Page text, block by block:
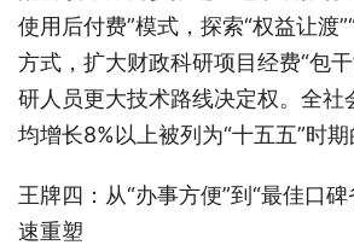
使用后付费”模式，探索“权益让渡
方式，扩大财政科研项目经费“包
研人员更大技术路线决定权。全社
均增长8%以上被列为“十五五”时期
王牌四：从“办事方便”到“最佳口
速重塑